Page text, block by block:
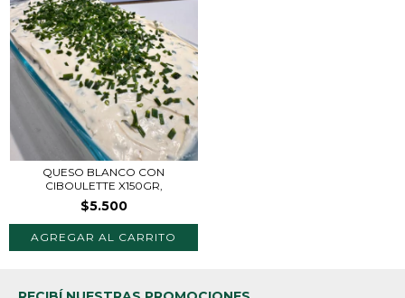
QUESO BLANCO CON
CIBOULETTE X150GR,
$5.500